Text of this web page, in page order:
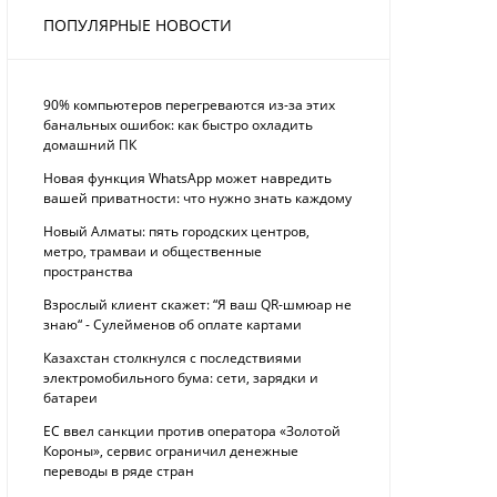
ПОПУЛЯРНЫЕ НОВОСТИ
90% компьютеров перегреваются из-за этих
банальных ошибок: как быстро охладить
домашний ПК
Новая функция WhatsApp может навредить
вашей приватности: что нужно знать каждому
Новый Алматы: пять городских центров,
метро, трамваи и общественные
пространства
Взрослый клиент скажет: “Я ваш QR-шмюар не
знаю“ - Сулейменов об оплате картами
Казахстан столкнулся с последствиями
электромобильного бума: сети, зарядки и
батареи
ЕС ввел санкции против оператора «Золотой
Короны», сервис ограничил денежные
переводы в ряде стран